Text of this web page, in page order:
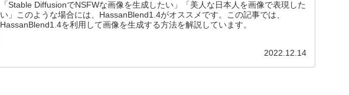
「Stable DiffusionでNSFWな画像を生成したい」「美人な日本人を画像で表現した
い」このような場合には、HassanBlend1.4がオススメです。この記事では、
HassanBlend1.4を利用して画像を生成する方法を解説しています。
2022.12.14